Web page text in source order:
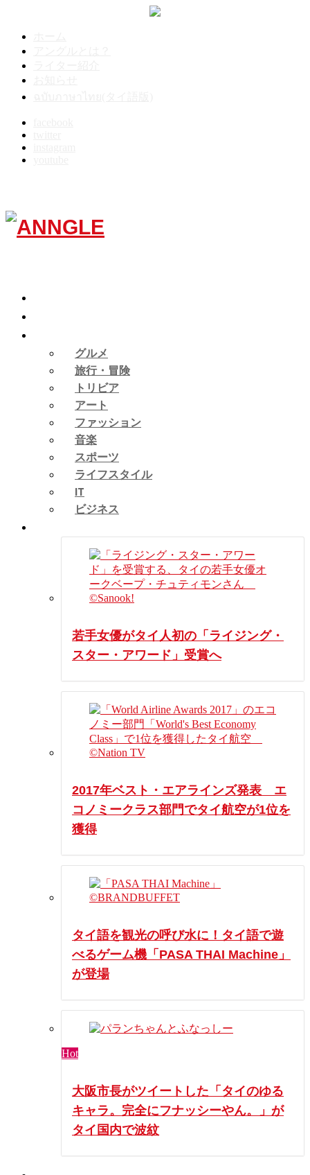
グルメ
旅行・冒険
トリビア
アート
ファッション
音楽
スポーツ
ライフスタイル
IT
ビジネス
若手女優がタイ人初の「ライジング・
スター・アワード」受賞へ
2017年ベスト・エアラインズ発表 エ
コノミークラス部門でタイ航空が1位を
獲得
タイ語を観光の呼び水に！タイ語で遊
べるゲーム機「PASA THAI Machine」
が登場
Hot
大阪市長がツイートした「タイのゆる
キャラ。完全にフナッシーやん。」が
タイ国内で波紋